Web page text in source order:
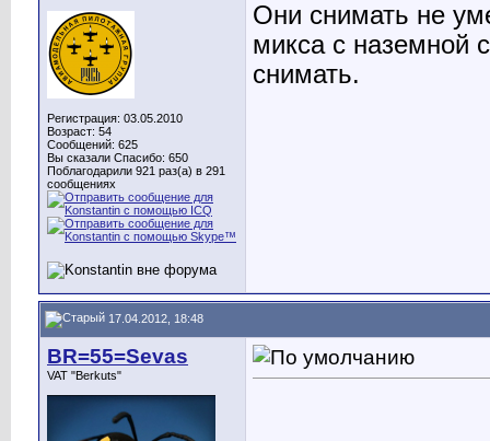
Регистрация: 03.05.2010
Возраст: 54
Сообщений: 625
Вы сказали Спасибо: 650
Поблагодарили 921 раз(а) в 291
сообщениях
Они снимать не
микса с наземной
снимать.
17.04.2012, 18:48
BR=55=Sevas
VAT "Berkuts"